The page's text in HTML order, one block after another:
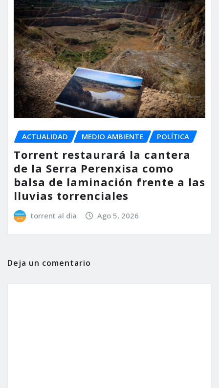
ACTUALIDAD MEDIO AMBIENTE POLÍTICA
Torrent restaurará la cantera
de la Serra Perenxisa como
balsa de laminación frente a las
lluvias torrenciales
torrent al dia Ago 5, 2026
Deja un comentario